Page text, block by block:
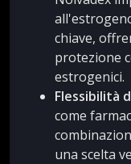
chiave,
protezione
estrogenici.
Flessibilità
come
una scelta